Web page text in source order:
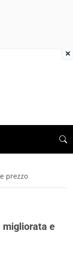
prezzo
migliorata e
×